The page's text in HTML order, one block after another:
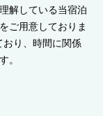
解している当宿泊
ご用意しておりま
り、時間に関係
。